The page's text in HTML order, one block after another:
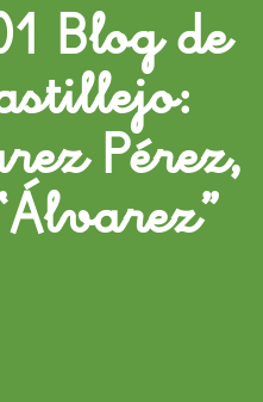
Blog de
Pérez,